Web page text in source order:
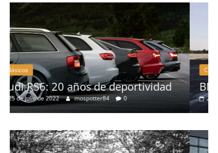
Clásicos
BMW Serie 7: lujo desde 1977